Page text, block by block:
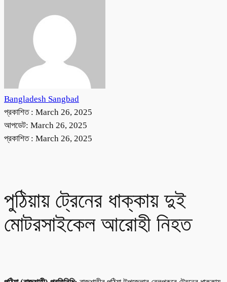
Bangladesh Sangbad
প্রকাশিত : March 26, 2025
আপডেট: March 26, 2025
প্রকাশিত : March 26, 2025
পুঠিয়ায় ট্রেনের ধাক্কায় দুই
মোটরসাইকেল আরোহী নিহত